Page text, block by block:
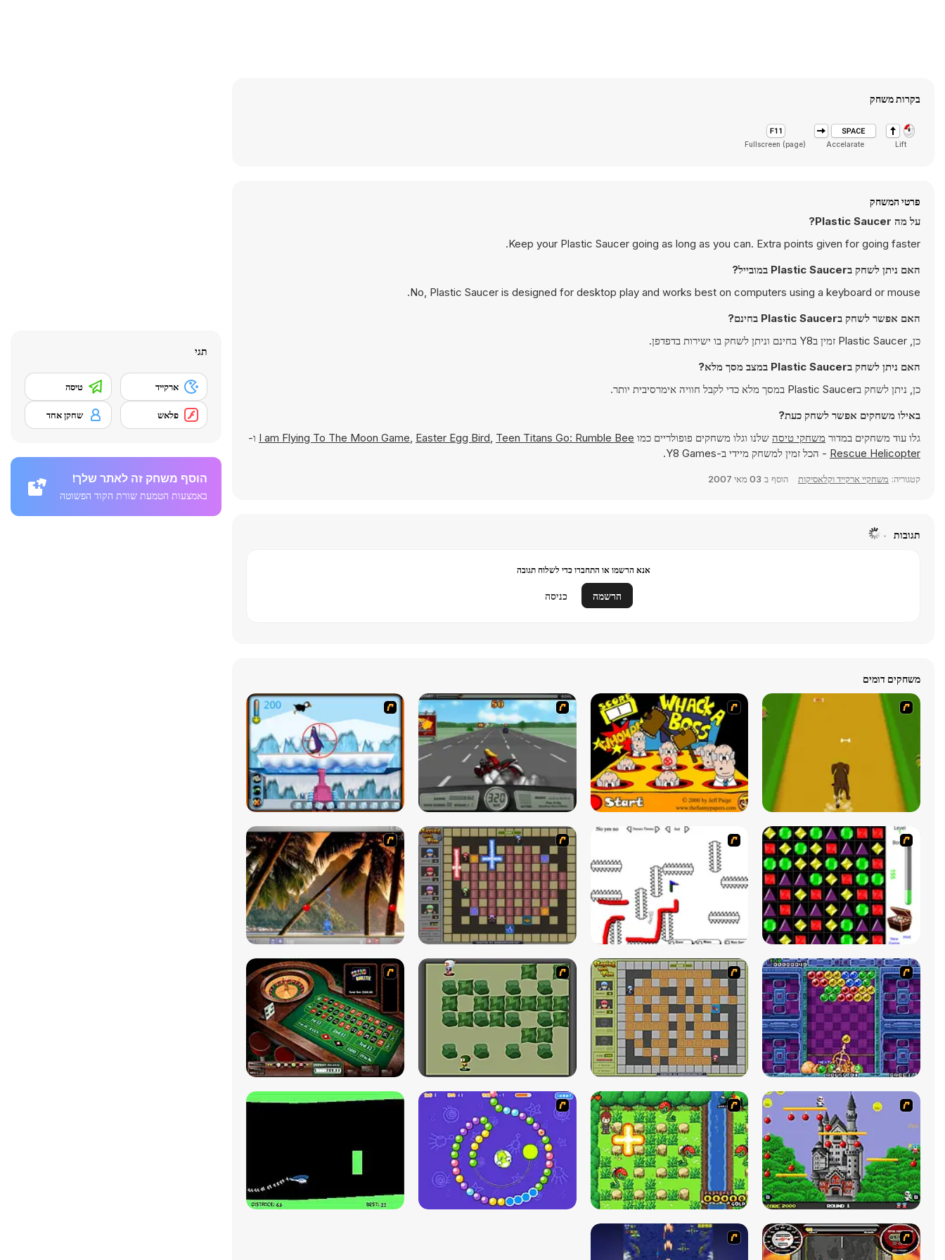
בקרות משחק
Lift
Accelarate
Fullscreen (page)
פרטי המשחק
על מה Plastic Saucer?
Keep your Plastic Saucer going as long as you can. Extra points given for going faster.
האם ניתן לשחק בPlastic Saucer במובייל?
No, Plastic Saucer is designed for desktop play and works best on computers using a keyboard or mouse.
האם אפשר לשחק בPlastic Saucer בחינם?
כן, Plastic Saucer זמין בY8 בחינם וניתן לשחק בו ישירות בדפדפן.
האם ניתן לשחק בPlastic Saucer במצב מסך מלא?
כן, ניתן לשחק בPlastic Saucer במסך מלא כדי לקבל חוויה אימרסיבית יותר.
באילו משחקים אפשר לשחק כעת?
גלו עוד משחקים במדור משחקי טיסה שלנו וגלו משחקים פופולריים כמו I am Flying To The Moon Game, Easter Egg Bird, Teen Titans Go: Rumble Bee
ו-
Rescue Helicopter - הכל זמין למשחק מיידי ב-Y8 Games.
קטגוריה: משחקיי ארקייד וקלאסיקות הוסף ב 03 מאי 2007
תגובות
אנא הרשמו או התחברו כדי לשלוח תגובה
הרשמה כניסה
משחקים דומים
תגי
ארקייד טיסה
פלאש שחקן אחד
הוסף משחק זה לאתר שלך!
באמצעות הטמעת שורת הקוד הפשוטה